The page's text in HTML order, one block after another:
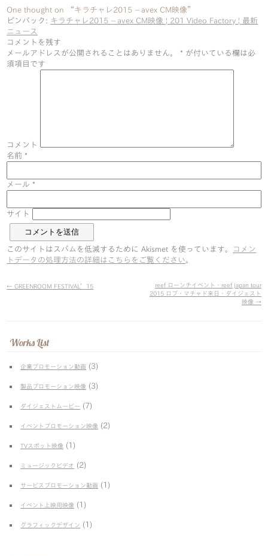
One thought on “キラチャレ2015 – avex CM映像”
ピンバック: キラチャレ2015 – avex CM映像 | 201 Video Factory | 最新
ニュース
コメントを残す
メールアドレスが公開されることはありません。
* が付いている欄は必
須項目です
コメント
名前 *
メール *
サイト
このサイトはスパムを低減するために Akismet を使っています。
コメン
トデータの処理方法の詳細はこちらをご覧ください。
←GREENROOM FESTIVAL’15
reef ローンチイベント・reef japan tour
2015 ロブ・マチャド来日・ダイジェスト
映像 →
Works List
企業プロモーション動画 (3)
製品プロモーション映像 (3)
ダイジェストムービー (7)
イベントプロモーション映像 (2)
TVスポット映像 (1)
ミュージックビデオ (2)
サービスプロモーション動画 (1)
イベント上映用映像 (1)
グラフィックデザイン (1)